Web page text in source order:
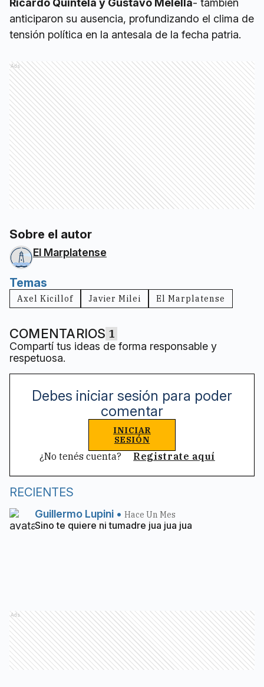
Ricardo Quintela y Gustavo Melella- también
anticiparon su ausencia, profundizando el clima de
tensión política en la antesala de la fecha patria.
Ads
Sobre el autor
El Marplatense
Temas
Axel Kicillof Javier Milei El Marplatense
COMENTARIOS 1
Compartí tus ideas de forma responsable y
respetuosa.
Debes iniciar sesión para poder
comentar
INICIAR
SESIÓN
¿No tenés cuenta? Registrate aquí
RECIENTES
Guillermo Lupini •Hace Un Mes
Sino te quiere ni tumadre jua jua jua
Ads